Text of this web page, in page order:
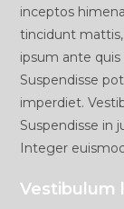
inceptos
tincidunt
ipsum ante quis
Suspendisse
imperdiet.
Suspendisse in
Integer
Vestibulum